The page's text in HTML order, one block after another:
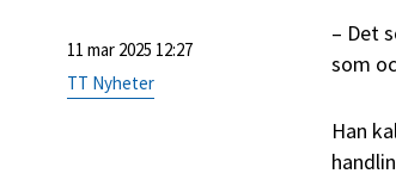
11 mar 2025 12:27
TT Nyheter
– Det
som
Han